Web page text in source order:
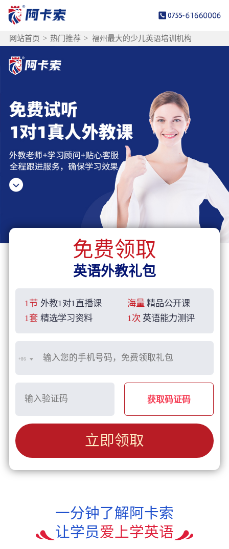
网站首页 > 热门推荐 > 福州最大的少儿英语培训机构
免费领取
英语外教礼包
1节 外教1对1直播课 海量 精品公开课
1套 精选学习资料 1次 英语能力测评
+86
获取码证码
立即领取
一分钟了解阿卡索
让学员爱上学英语